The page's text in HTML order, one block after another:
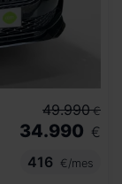
49.990 €
34.990 €
416
€/mes